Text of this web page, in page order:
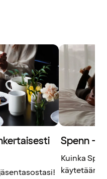
Spenn –
Kuinka
käytetään?